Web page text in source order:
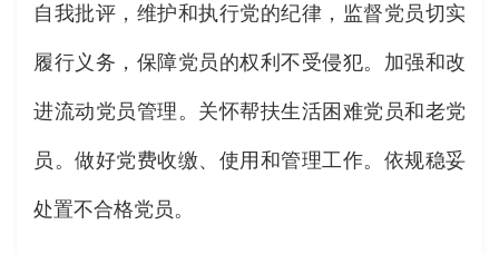
自我批评，维护和执行党的纪律，监督党员切实
履行义务，保障党员的权利不受侵犯。加强和改
进流动党员管理。关怀帮扶生活困难党员和老党
员。做好党费收缴、使用和管理工作。依规稳妥
处置不合格党员。